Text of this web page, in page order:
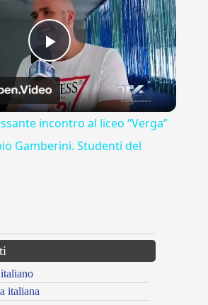
Play
Video
incontro al liceo “Verga”
Gamberini. Studenti del
italiana